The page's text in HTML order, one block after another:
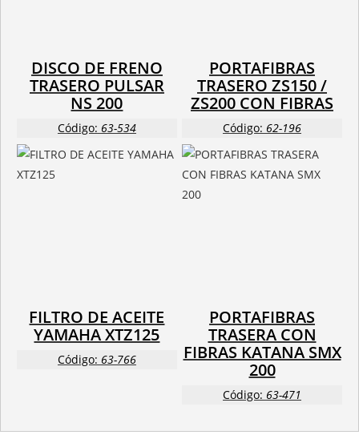
DISCO DE FRENO
TRASERO PULSAR
NS 200
Código: 63-534
PORTAFIBRAS
TRASERO ZS150 /
ZS200 CON FIBRAS
Código: 62-196
FILTRO DE ACEITE
YAMAHA XTZ125
Código: 63-766
PORTAFIBRAS
TRASERA CON
FIBRAS KATANA SMX
200
Código: 63-471